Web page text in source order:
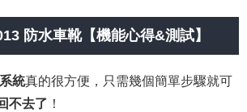
防水車靴【機能心得&測試】
統真的很方便，只需幾個簡單步驟就可
不去了 ！